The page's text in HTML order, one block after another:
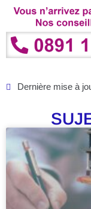
Dernière mise à